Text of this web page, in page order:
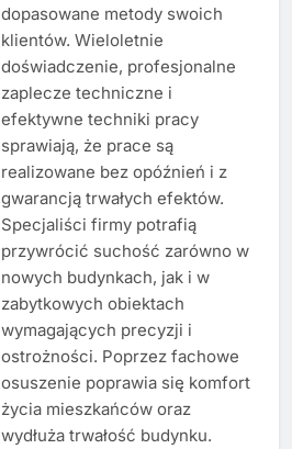
dopasowane metody swoich
klientów. Wieloletnie
doświadczenie, profesjonalne
zaplecze techniczne i
efektywne techniki pracy
sprawiają, że prace są
realizowane bez opóźnień i z
gwarancją trwałych efektów.
Specjaliści firmy potrafią
przywrócić suchość zarówno w
nowych budynkach, jak i w
zabytkowych obiektach
wymagających precyzji i
ostrożności. Poprzez fachowe
osuszenie poprawia się komfort
życia mieszkańców oraz
wydłuża trwałość budynku.